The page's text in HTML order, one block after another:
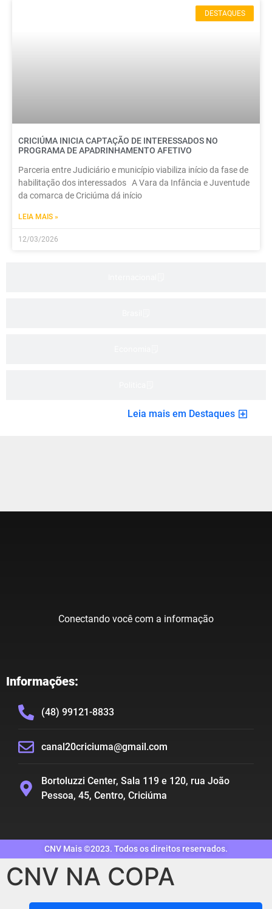
DESTAQUES
CRICIÚMA INICIA CAPTAÇÃO DE INTERESSADOS NO
PROGRAMA DE APADRINHAMENTO AFETIVO
Parceria entre Judiciário e município viabiliza início da fase de
habilitação dos interessados A Vara da Infância e Juventude
da comarca de Criciúma dá início
LEIA MAIS »
12/03/2026
Leia mais em Destaques
Conectando você com a informação
Informações:
(48) 99121-8833
canal20criciuma@gmail.com
Bortoluzzi Center, Sala 119 e 120, rua João
Pessoa, 45, Centro, Criciúma
CNV Mais ©2023. Todos os direitos reservados.
CNV NA COPA